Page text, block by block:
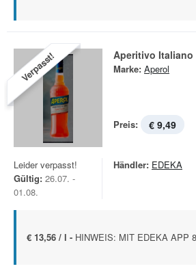
Verpasst! Aperitivo Italiano
Marke: Aperol
Preis: € 9,49
Leider verpasst!
Gültig: 26.07. -
01.08.
Händler: EDEKA
€ 13,56 / l - HINWEIS: MIT EDEKA APP